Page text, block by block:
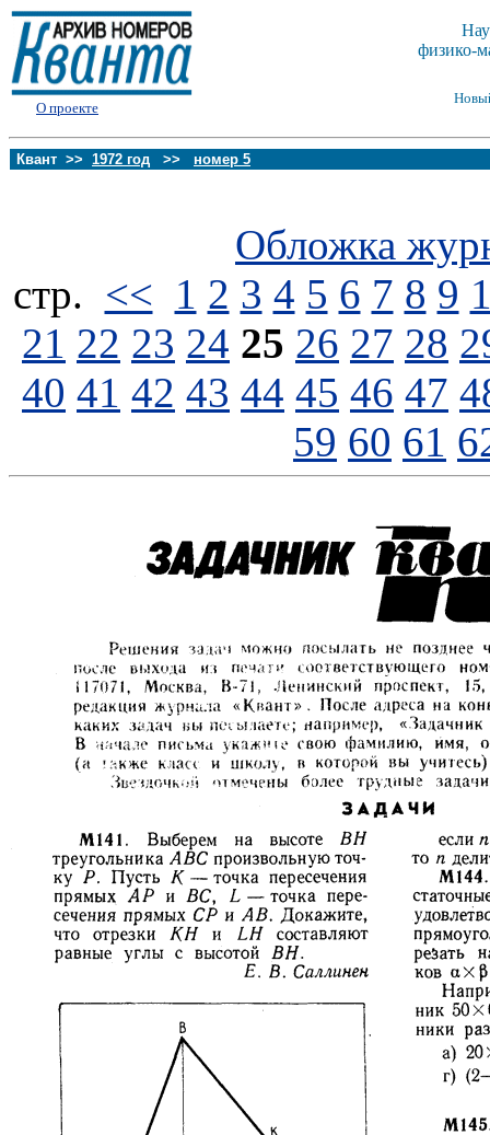
О проекте
физико-
Квант >> 1972 год >> номер 5
Обложка
стp. << 1 2 3 4 5 6 7 8 9
21 22 23 24 25 26 27 28
40 41 42 43 44 45 46 47
59 60 61